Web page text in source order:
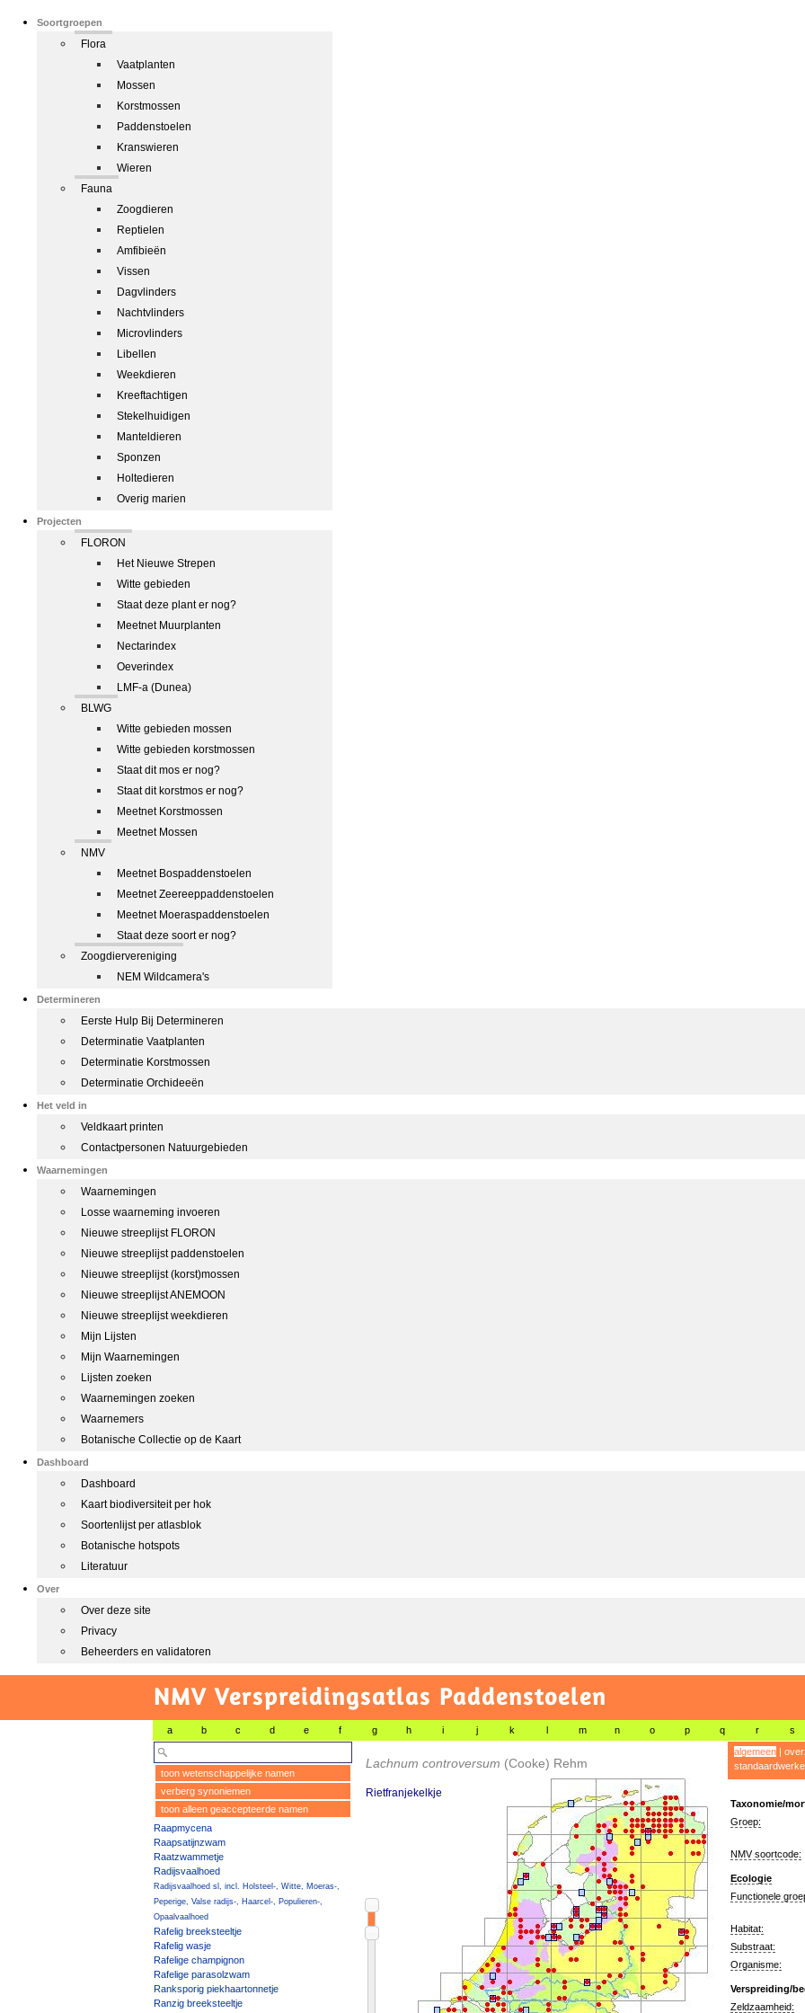
Soortgroepen
Flora
Vaatplanten
Mossen
Korstmossen
Paddenstoelen
Kranswieren
Wieren
Fauna
Zoogdieren
Reptielen
Amfibieën
Vissen
Dagvlinders
Nachtvlinders
Microvlinders
Libellen
Weekdieren
Kreeftachtigen
Stekelhuidigen
Manteldieren
Sponzen
Holtedieren
Overig marien
Projecten
FLORON
Het Nieuwe Strepen
Witte gebieden
Staat deze plant er nog?
Meetnet Muurplanten
Nectarindex
Oeverindex
LMF-a (Dunea)
BLWG
Witte gebieden mossen
Witte gebieden korstmossen
Staat dit mos er nog?
Staat dit korstmos er nog?
Meetnet Korstmossen
Meetnet Mossen
NMV
Meetnet Bospaddenstoelen
Meetnet Zeereeppaddenstoelen
Meetnet Moeraspaddenstoelen
Staat deze soort er nog?
Zoogdiervereniging
NEM Wildcamera's
Determineren
Eerste Hulp Bij Determineren
Determinatie Vaatplanten
Determinatie Korstmossen
Determinatie Orchideeën
Het veld in
Veldkaart printen
Contactpersonen Natuurgebieden
Waarnemingen
Waarnemingen
Losse waarneming invoeren
Nieuwe streeplijst FLORON
Nieuwe streeplijst paddenstoelen
Nieuwe streeplijst (korst)mossen
Nieuwe streeplijst ANEMOON
Nieuwe streeplijst weekdieren
Mijn Lijsten
Mijn Waarnemingen
Lijsten zoeken
Waarnemingen zoeken
Waarnemers
Botanische Collectie op de Kaart
Dashboard
Dashboard
Kaart biodiversiteit per hok
Soortenlijst per atlasblok
Botanische hotspots
Literatuur
Over
Over deze site
Privacy
Beheerders en validatoren
NMV Verspreidingsatlas Paddenstoelen
a b c d e f g h i j k l m n o p q r s
toon wetenschappelijke namen
verberg synoniemen
toon alleen geaccepteerde namen
Raapmycena
Raapsatijnzwam
Raatzwammetje
Radijsvaalhoed
Radijsvaalhoed sl, incl. Holsteel-, Witte, Moeras-,
Peperige, Valse radijs-, Haarcel-, Populieren-,
Opaalvaalhoed
Rafelig breeksteeltje
Rafelig wasje
Rafelige champignon
Rafelige parasolzwam
Ranksporig piekhaartonnetje
Ranzig breeksteeltje
Lachnum controversum (Cooke) Rehm
Rietfranjekelkje
algemeen|
Taxonomie/
Groep:
NMV soortcode:
Ecologie
Functionele
Habitat:
Substraat:
Organisme:
Verspreiding/
Zeldzaamheid: